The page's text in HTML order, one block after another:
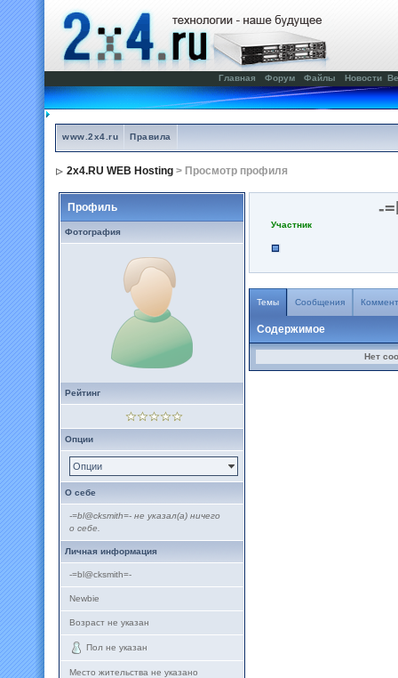
Главная Форум Файлы Новости
www.2x4.ru Правила
2x4.RU WEB Hosting > Просмотр профиля
Профиль
Фотография
Рейтинг
Опции
Опции
О себе
-=bl@cksmith=- не указал(а) ничего
о себе.
Личная информация
-=bl@cksmith=-
Newbie
Возраст не указан
Пол не указан
Место жительства не указано
-
Участник
Темы Сообщения
Содержимое
Нет